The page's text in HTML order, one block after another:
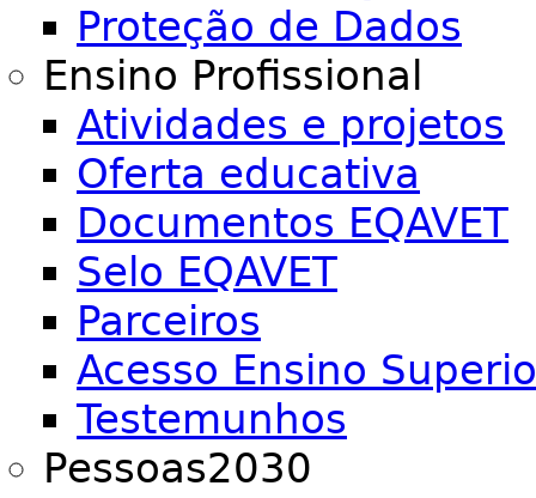
Proteção de Dados
Ensino Profissional
Atividades e projetos
Oferta educativa
Documentos EQAVET
Selo EQAVET
Parceiros
Acesso Ensino
Testemunhos
Pessoas2030